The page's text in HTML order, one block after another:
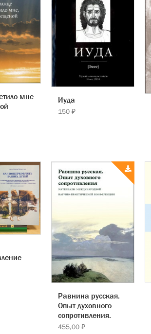
мне
Иуда
150 ₽
Равнина русская.
Опыт духовного
сопротивления.
455,00 ₽